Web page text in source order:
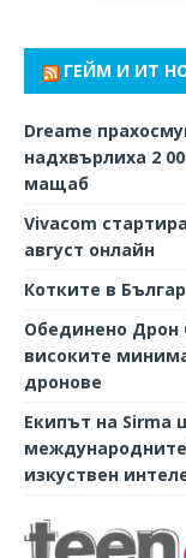
ГЕЙМ И ИТ
Dreame
надхвърлиха 2
мащаб
Vivacom
август онлайн
Котките в
Обединено Дрон
високите
дронове
Екипът на Sirma
изкуствен